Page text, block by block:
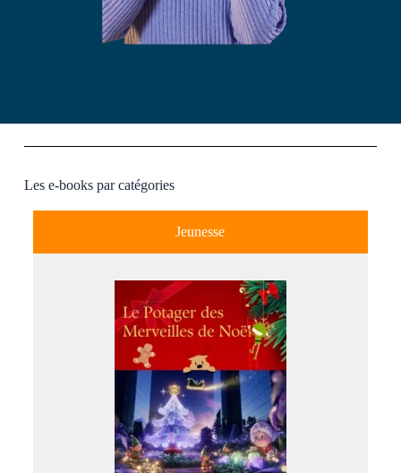
Les e-books par catégories
Jeunesse